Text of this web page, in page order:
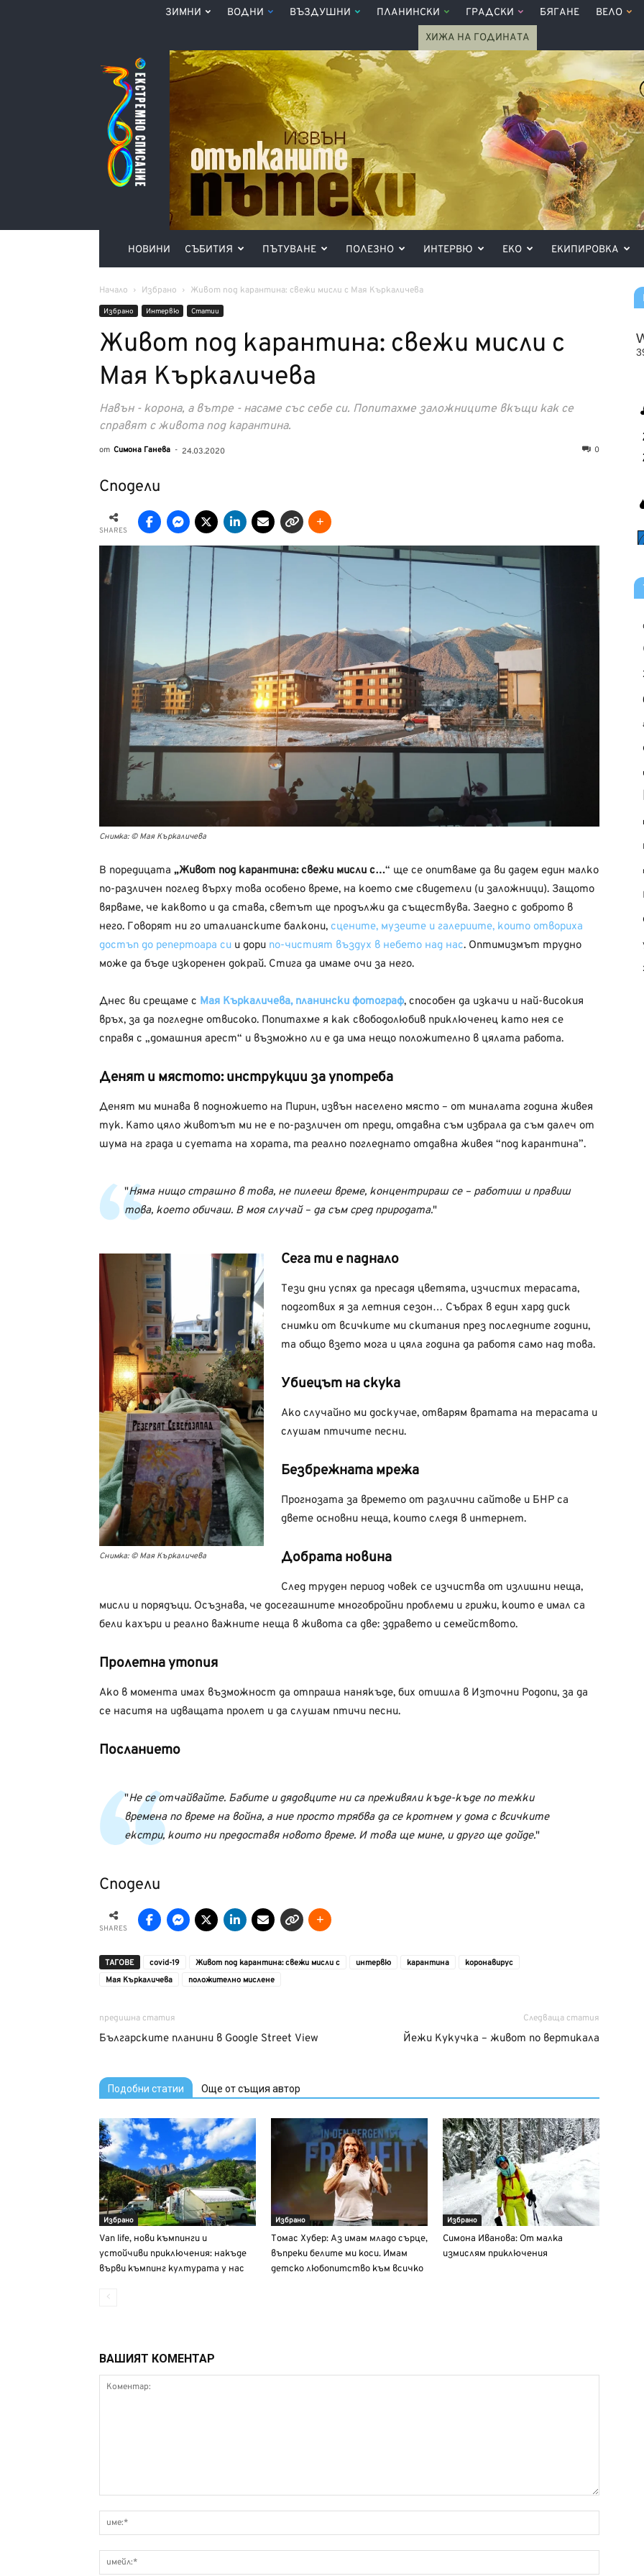
ЗИМНИ ВОДНИ ВЪЗДУШНИ ПЛАНИНСКИ ГРАДСКИ БЯГАНЕ ВЕЛО
ХИЖА НА ГОДИНАТА
Списание
360°
НОВИНИ СЪБИТИЯ ПЪТУВАНЕ ПОЛЕЗНО ИНТЕРВЮ ЕКО ЕКИПИРОВКА
Начало Избрано Живот под карантина: свежи мисли с Мая Къркаличева
Избрано Интервю Статии
Живот под карантина: свежи мисли с
Мая Къркаличева
Навън - корона, а вътре - насаме със себе си. Попитахме заложниците вкъщи как се
справят с живота под карантина.
от Симона Ганева - 24.03.2020 0
Сподели
SHARES
Снимка: © Мая Къркаличева
В поредицата „Живот под карантина: свежи мисли с…“ ще се опитваме да ви дадем един малко
по-различен поглед върху това особено време, на което сме свидетели (и заложници). Защото
вярваме, че каквото и да става, светът ще продължи да съществува. Заедно с доброто в
него. Говорят ни го италианските балкони, сцените, музеите и галериите, които отвориха
достъп до репертоара си и дори по-чистият въздух в небето над нас. Оптимизмът трудно
може да бъде изкоренен докрай. Стига да имаме очи за него.
Днес ви срещаме с Мая Къркаличева, планински фотограф, способен да изкачи и най-високия
връх, за да погледне отвисоко. Попитахме я как свободолюбив приключенец като нея се
справя с „домашния арест“ и възможно ли е да има нещо положително в цялата работа.
Денят и мястото: инструкции за употреба
Денят ми минава в подножието на Пирин, извън населено място – от миналата година живея
тук. Като цяло животът ми не е по-различен от преди, отдавна съм избрала да съм далеч от
шума на града и суетата на хората, та реално погледнато отдавна живея “под карантина”.
Няма нищо страшно в това, не пилееш време, концентрираш се – работиш и правиш
това, което обичаш. В моя случай – да съм сред природата.
Снимка: © Мая Къркаличева
Сега ти е паднало
Тези дни успях да пресадя цветята, изчистих терасата,
подготвих я за летния сезон… Събрах в един хард диск
снимки от всичките ми скитания през последните години,
та общо взето мога и цяла година да работя само над това.
Убиецът на скука
Ако случайно ми доскучае, отварям вратата на терасата и
слушам птичите песни.
Безбрежната мрежа
Прогнозата за времето от различни сайтове и БНР са
двете основни неща, които следя в интернет.
Добрата новина
След труден период човек се изчиства от излишни неща,
мисли и порядъци. Осъзнава, че досегашните многобройни проблеми и грижи, които е имал са
бели кахъри и реално важните неща в живота са две: здравето и семейството.
Пролетна утопия
Ако в момента имах възможност да отпраша нанякъде, бих отишла в Източни Родопи, за да
се наситя на идващата пролет и да слушам птичи песни.
Посланието
Не се отчайвайте. Бабите и дядовците ни са преживяли къде-къде по тежки
времена по време на война, а ние просто трябва да се кротнем у дома с всичките
екстри, които ни предоставя новото време. И това ще мине, и друго ще дойде.
Сподели
SHARES
ТАГОВЕ covid-19 Живот под карантина: свежи мисли с интервю карантина
коронавирус
Мая Къркаличева
положително мислене
предишна статия
Българските планини в Google Street View
Следваща статия
Йежи Кукучка – живот по вертикала
Подобни статии Още от същия автор
Избрано
Van life, нови къмпинги и
устойчиви приключения: накъде
върви къмпинг културата у нас
Избрано
Томас Хубер: Аз имам младо сърце,
въпреки белите ми коси. Имам
детско любопитство към всичко
Избрано
Симона Иванова: От малка
измислям приключения
ВАШИЯТ КОМЕНТАР